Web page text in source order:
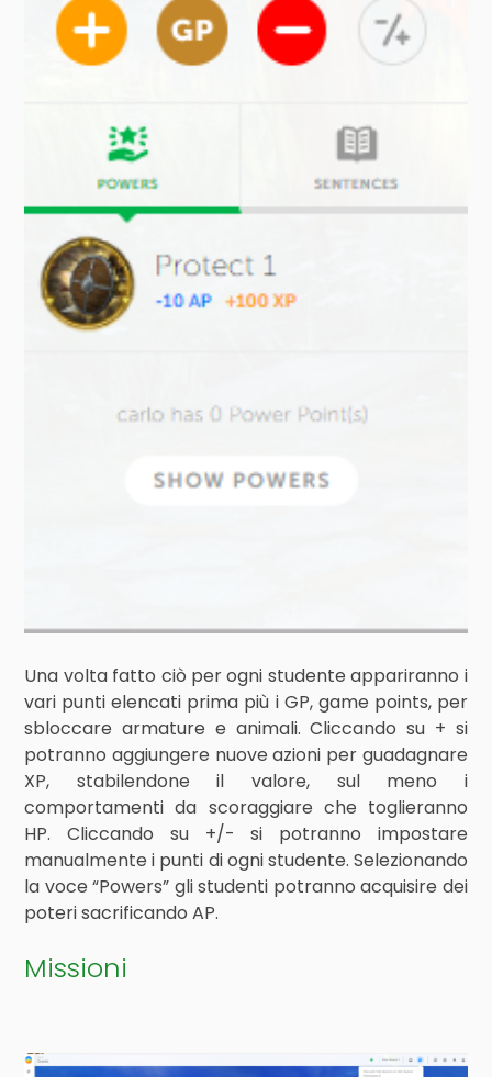
Una volta fatto ciò per ogni studente appariranno i
vari punti elencati prima più i GP, game points, per
sbloccare armature e animali. Cliccando su + si
potranno aggiungere nuove azioni per guadagnare
XP, stabilendone il valore, sul meno i
comportamenti da scoraggiare che toglieranno
HP. Cliccando su +/- si potranno impostare
manualmente i punti di ogni studente. Selezionando
la voce “Powers” gli studenti potranno acquisire dei
poteri sacrificando AP.
Missioni